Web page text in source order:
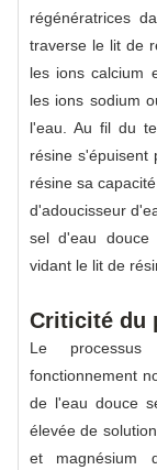
régénératrices
traverse le lit de
les ions calcium
les ions sodium
l'eau. Au fil du
résine s'épuisent
résine sa
d'adoucisseur
sel d'eau douce
vidant le lit de
Criticité du
Le
fonctionnement
de l'eau douce
élevée de
et magnésium